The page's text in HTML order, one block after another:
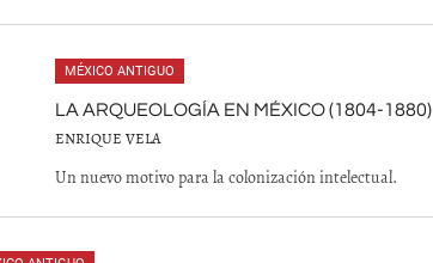
MÉXICO ANTIGUO
LA ARQUEOLOGÍA EN MÉXICO (1804-1880)
ENRIQUE VELA
Un nuevo motivo para la colonización intelectual.